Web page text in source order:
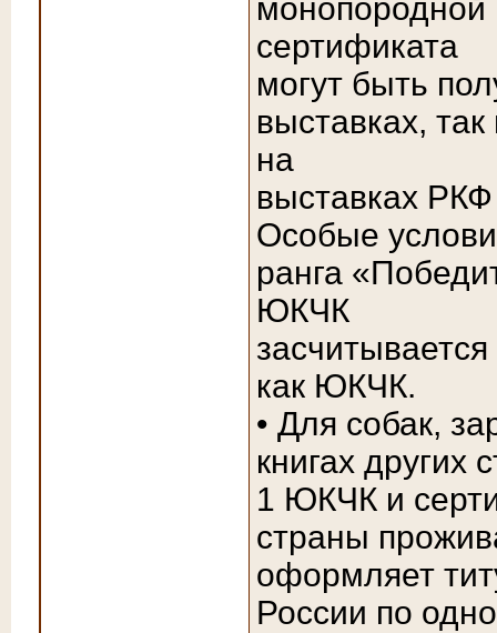
сертификата
могут быть
выставках,
на
выставках
Особые
ранга
ЮКЧК
как ЮКЧК.
• Для собак,
книгах других
1 ЮКЧК и
страны
оформляет
России по